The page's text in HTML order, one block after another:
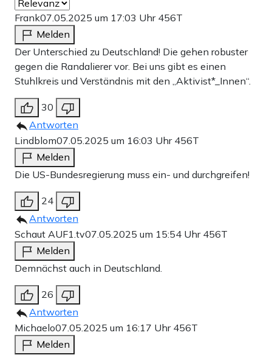
Frank07.05.2025 um 17:03 Uhr 456T
Melden
Der Unterschied zu Deutschland! Die gehen robuster
gegen die Randalierer vor. Bei uns gibt es einen
Stuhlkreis und Verständnis mit den „Aktivist*_Innen“.
30
Antworten
Lindblom07.05.2025 um 16:03 Uhr 456T
Melden
Die US-Bundesregierung muss ein- und durchgreifen!
24
Antworten
Schaut AUF1.tv07.05.2025 um 15:54 Uhr 456T
Melden
Demnächst auch in Deutschland.
26
Antworten
Michaelo07.05.2025 um 16:17 Uhr 456T
Melden